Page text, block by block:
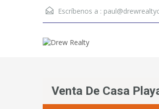
Escríbenos a :
Venta De Casa